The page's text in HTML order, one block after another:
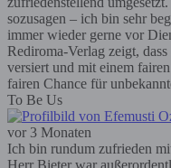
sozusagen – ich bin sehr
immer wieder gerne vor
Rediroma-Verlag zeigt,
versiert und mit einem
fairen Chance für
To Be Us
vor 3 Monaten
Ich bin rundum zufrieden